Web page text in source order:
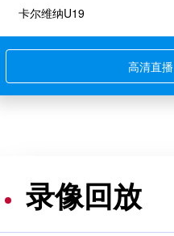
卡尔维纳U19
高清直播
录像回放